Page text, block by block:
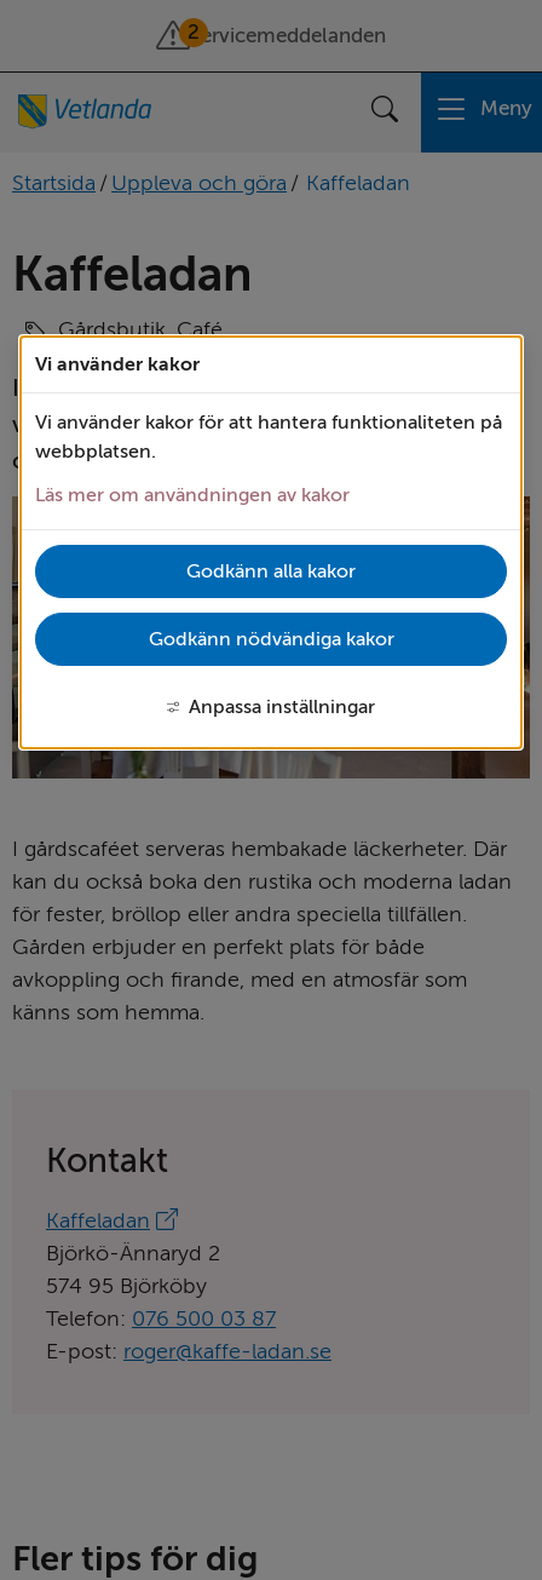
Vi använder kakor
Vi använder kakor för att hantera funktionaliteten på
webbplatsen.
Läs mer om användningen av kakor
Godkänn alla kakor
Godkänn nödvändiga kakor
Anpassa inställningar
2
Servicemeddelanden
Sök Meny
Startsida / Uppleva och göra / Kaffeladan
Kaffeladan
Gårdsbutik, Café
I Kaffeladan möts du av en varm och
välkomnande atmosfär, där både hantverk
och gemenskap får blomma.
I gårdscaféet serveras hembakade läckerheter. Där
kan du också boka den rustika och moderna ladan
för fester, bröllop eller andra speciella tillfällen.
Gården erbjuder en perfekt plats för både
avkoppling och firande, med en atmosfär som
känns som hemma.
Kontakt
Länk
till
aktörens
hemsida:
Kaffeladan
Björkö-Ännaryd 2
574 95 Björköby
Telefon: 076 500 03 87
E-post: roger@kaffe-ladan.se
Fler tips för dig